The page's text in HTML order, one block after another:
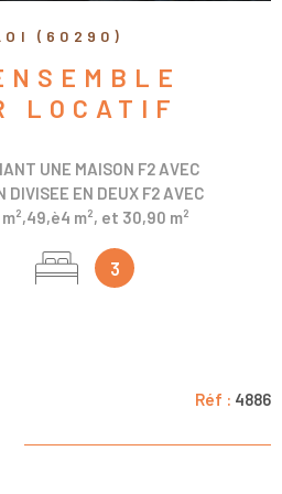
(60290)
LOCATIF
UNE MAISON F2 AVEC
DIVISEE EN DEUX F2 AVEC
m²,49,è4 m², et 30,90 m²
RARE PAS DE CHARGES
3
Réf : 4886